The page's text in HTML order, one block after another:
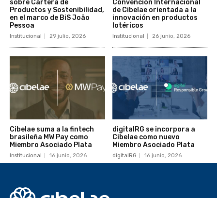
sobre Cartera de
Productos y Sostenibilidad,
en el marco de BiS João
Pessoa
Institucional 29 julio, 2026
Convención Internacional
de Cibelae orientada a la
innovación en productos
lotéricos
Institucional 26 junio, 2026
Cibelae suma a la fintech
brasileña MW Pay como
Miembro Asociado Plata
Institucional 16 junio, 2026
digitalRG se incorpora a
Cibelae como nuevo
Miembro Asociado Plata
digitalRG 16 junio, 2026